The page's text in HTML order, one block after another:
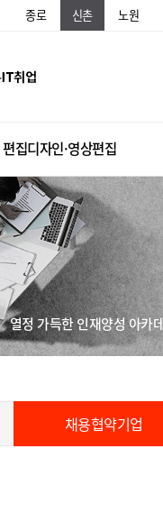
종로 신촌 노원
편집디자인·영상편집
열정 가득한 인재양성 아카
채용협약기업